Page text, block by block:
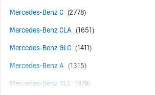
Mercedes-Benz C (2778)
Mercedes-Benz CLA (1651)
Mercedes-Benz GLC (1411)
Mercedes-Benz A (1315)
Mercedes-Benz GLE (979)